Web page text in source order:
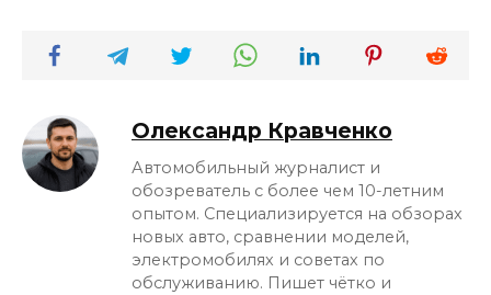
Олександр Кравченко
Автомобильный журналист и
обозреватель с более чем 10-летним
опытом. Специализируется на обзорах
новых авто, сравнении моделей,
электромобилях и советах по
обслуживанию. Пишет чётко и